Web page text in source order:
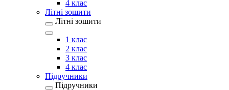
4 клас
Літні зошити
Літні зошити
1 клас
2 клас
3 клас
4 клас
Підручники
Підручники